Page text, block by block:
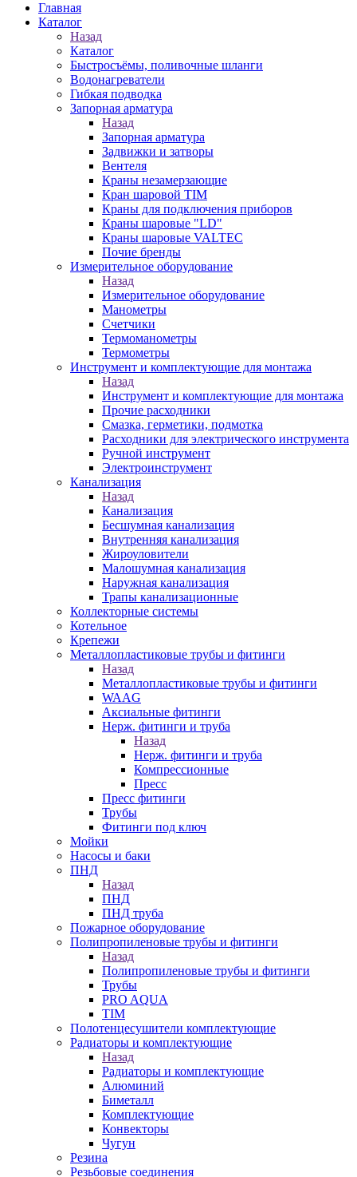
Главная
Каталог
Назад
Каталог
Быстросъёмы, поливочные шланги
Водонагреватели
Гибкая подводка
Запорная арматура
Назад
Запорная арматура
Задвижки и затворы
Вентеля
Краны незамерзающие
Кран шаровой TIM
Краны для подключения приборов
Краны шаровые "LD"
Краны шаровые VALTEC
Почие бренды
Измерительное оборудование
Назад
Измерительное оборудование
Манометры
Счетчики
Термоманометры
Термометры
Инструмент и комплектующие для монтажа
Назад
Инструмент и комплектующие для монтажа
Прочие расходники
Смазка, герметики, подмотка
Расходники для электрического инструмента
Ручной инструмент
Электроинструмент
Канализация
Назад
Канализация
Бесшумная канализация
Внутренняя канализация
Жироуловители
Малошумная канализация
Наружная канализация
Трапы канализационные
Коллекторные системы
Котельное
Крепежи
Металлопластиковые трубы и фитинги
Назад
Металлопластиковые трубы и фитинги
WAAG
Аксиальные фитинги
Нерж. фитинги и труба
Назад
Нерж. фитинги и труба
Компрессионные
Пресс
Пресс фитинги
Трубы
Фитинги под ключ
Мойки
Насосы и баки
ПНД
Назад
ПНД
ПНД труба
Пожарное оборудование
Полипропиленовые трубы и фитинги
Назад
Полипропиленовые трубы и фитинги
Трубы
PRO AQUA
TIM
Полотенцесушители комплектующие
Радиаторы и комплектующие
Назад
Радиаторы и комплектующие
Алюминий
Биметалл
Комплектующие
Конвекторы
Чугун
Резина
Резьбовые соединения